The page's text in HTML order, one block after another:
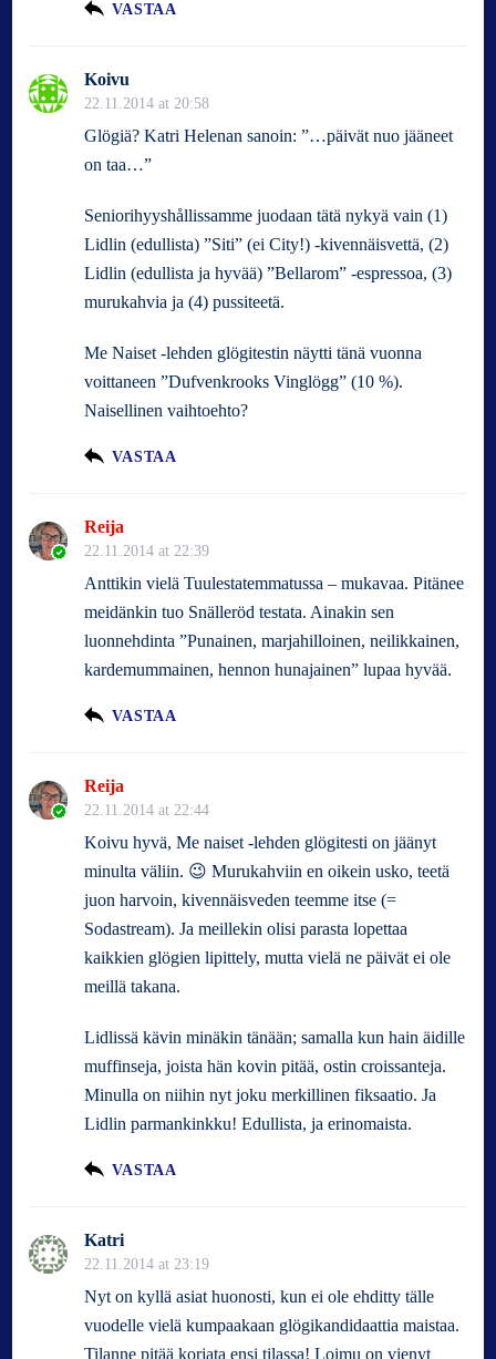
VASTAA
Koivu
22.11.2014 at 20:58
Glögiä? Katri Helenan sanoin: ”…päivät nuo jääneet
on taa…”
Seniorihyyshållissamme juodaan tätä nykyä vain (1)
Lidlin (edullista) ”Siti” (ei City!) -kivennäisvettä, (2)
Lidlin (edullista ja hyvää) ”Bellarom” -espressoa, (3)
murukahvia ja (4) pussiteetä.
Me Naiset -lehden glögitestin näytti tänä vuonna
voittaneen ”Dufvenkrooks Vinglögg” (10 %).
Naisellinen vaihtoehto?
VASTAA
Reija
22.11.2014 at 22:39
Anttikin vielä Tuulestatemmatussa – mukavaa. Pitänee
meidänkin tuo Snälleröd testata. Ainakin sen
luonnehdinta ”Punainen, marjahilloinen, neilikkainen,
kardemummainen, hennon hunajainen” lupaa hyvää.
VASTAA
Reija
22.11.2014 at 22:44
Koivu hyvä, Me naiset -lehden glögitesti on jäänyt
minulta väliin. 😉 Murukahviin en oikein usko, teetä
juon harvoin, kivennäisveden teemme itse (=
Sodastream). Ja meillekin olisi parasta lopettaa
kaikkien glögien lipittely, mutta vielä ne päivät ei ole
meillä takana.
Lidlissä kävin minäkin tänään; samalla kun hain äidille
muffinseja, joista hän kovin pitää, ostin croissanteja.
Minulla on niihin nyt joku merkillinen fiksaatio. Ja
Lidlin parmankinkku! Edullista, ja erinomaista.
VASTAA
Katri
22.11.2014 at 23:19
Nyt on kyllä asiat huonosti, kun ei ole ehditty tälle
vuodelle vielä kumpaakaan glögikandidaattia maistaa.
Tilanne pitää korjata ensi tilassa! Loimu on vienyt